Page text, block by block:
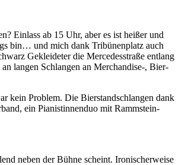
Einlass ab 15 Uhr, aber es ist heißer und
bin… und mich dank Tribünenplatz auch
Gekleideter die Mercedesstraße entlang
langen Schlangen an Merchandise-, Bier-
kein Problem. Die Bierstandschlangen dank
ein Pianistinnenduo mit Rammstein-
neben der Bühne scheint. Ironischerweise